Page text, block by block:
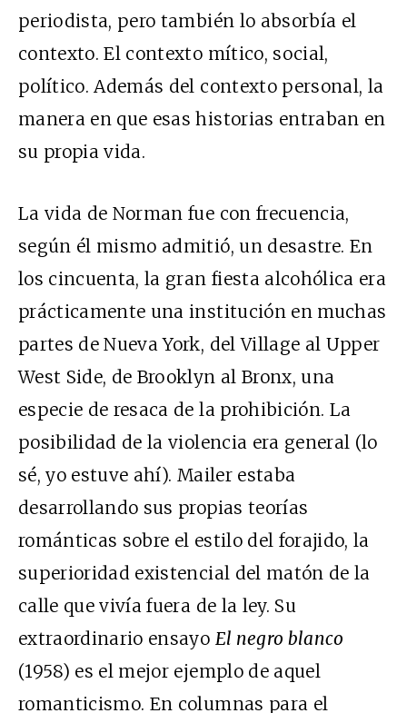
periodista, pero también lo absorbía el
contexto. El contexto mítico, social,
político. Además del contexto personal, la
manera en que esas historias entraban en
su propia vida.
La vida de Norman fue con frecuencia,
según él mismo admitió, un desastre. En
los cincuenta, la gran fiesta alcohólica era
prácticamente una institución en muchas
partes de Nueva York, del Village al Upper
West Side, de Brooklyn al Bronx, una
especie de resaca de la prohibición. La
posibilidad de la violencia era general (lo
sé, yo estuve ahí). Mailer estaba
desarrollando sus propias teorías
románticas sobre el estilo del forajido, la
superioridad existencial del matón de la
calle que vivía fuera de la ley. Su
extraordinario ensayo El negro blanco
(1958) es el mejor ejemplo de aquel
romanticismo. En columnas para el